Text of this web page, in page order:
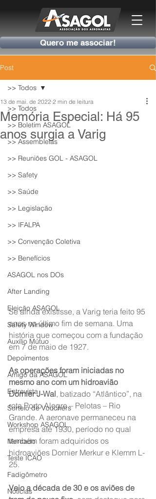
Quero me associar!
Post
>> Todos
>> Boletim ASAGOL
>> Assembleias
>> Reuniões GOL - ASAGOL
>> Safety
>> Saúde
>> Legislação
>> IFALPA
>> Convenção Coletiva
>> Benefícios
ASAGOL nos DOs
After Landing
Eleição ASAGOL
Safety Window
Auxílio Mútuo
Depoimentos
Amigo da ASAGOL
Entrevista
Sorteio de Vouchers
Workshop ASAGOL
Mercado
Teste ICAO
Fadigômetro
Notícias
>> Todos
Memória Especial: Há 95
anos surgia a Varig
13 de mai. de 2022 2 min de leitura
Se ainda existisse, a Varig teria feito 95
anos no último fim de semana. Uma
história que começou com a fundação
em 7 de maio de 1927.
As operações foram iniciadas no
mesmo ano com um hidroavião
Dornier J-Wal, batizado “Atlântico”, na
rota Porto Alegre – Pelotas – Rio
Grande. A aeronave permaneceu na
empresa até 1930, período no qual
também foram adquiridos os
hidroaviões Dornier Merkur e Klemm L-
25.
Veio a década de 30 e os aviões de